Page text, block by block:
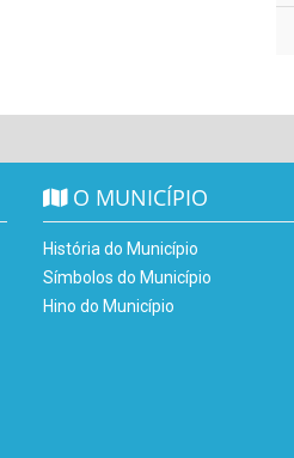
O MUNICÍPIO
História do Município
Símbolos do Município
Hino do Município